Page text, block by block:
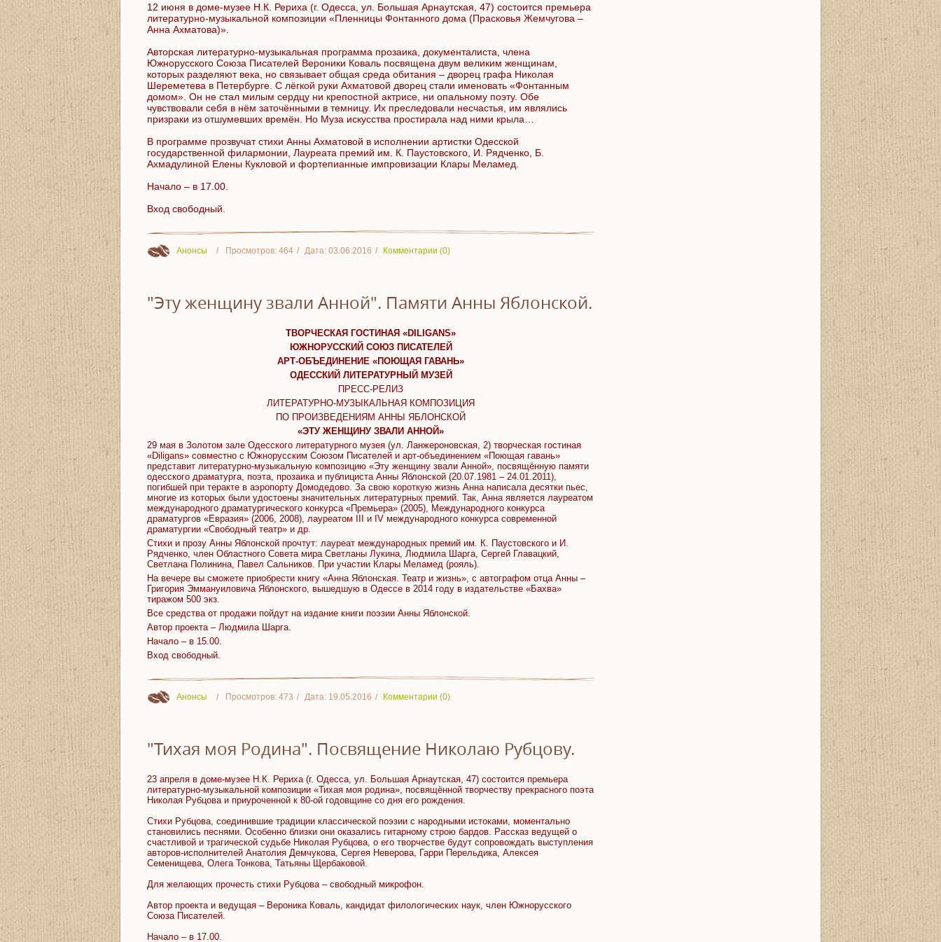
12 июня в доме-музее Н.К. Рериха (г. Одесса, ул. Большая Арнаутская, 47) состоится премьера
литературно-музыкальной композиции «Пленницы Фонтанного дома (Прасковья Жемчугова –
Анна Ахматова)».
Авторская литературно-музыкальная программа прозаика, документалиста, члена
Южнорусского Союза Писателей Вероники Коваль посвящена двум великим женщинам,
которых разделяют века, но связывает общая среда обитания – дворец графа Николая
Шереметева в Петербурге. С лёгкой руки Ахматовой дворец стали именовать «Фонтанным
домом». Он не стал милым сердцу ни крепостной актрисе, ни опальному поэту. Обе
чувствовали себя в нём заточёнными в темницу. Их преследовали несчастья, им являлись
призраки из отшумевших времён. Но Муза искусства простирала над ними крыла…
В программе прозвучат стихи Анны Ахматовой в исполнении артистки Одесской
государственной филармонии, Лауреата премий им. К. Паустовского, И. Рядченко, Б.
Ахмадулиной Елены Кукловой и фортепианные импровизации Клары Меламед.
Начало – в 17.00.
Вход свободный.
Анонсы Просмотров: 464 Дата: 03.06.2016 Комментарии (0)
"Эту женщину звали Анной". Памяти Анны Яблонской.
ТВОРЧЕСКАЯ ГОСТИНАЯ «DILIGANS»
ЮЖНОРУССКИЙ СОЮЗ ПИСАТЕЛЕЙ
АРТ-ОБЪЕДИНЕНИЕ «ПОЮЩАЯ ГАВАНЬ»
ОДЕССКИЙ ЛИТЕРАТУРНЫЙ МУЗЕЙ
ПРЕСС-РЕЛИЗ
ЛИТЕРАТУРНО-МУЗЫКАЛЬНАЯ КОМПОЗИЦИЯ
ПО ПРОИЗВЕДЕНИЯМ АННЫ ЯБЛОНСКОЙ
«ЭТУ ЖЕНЩИНУ ЗВАЛИ АННОЙ»
29 мая в Золотом зале Одесского литературного музея (ул. Ланжероновская, 2) творческая гостиная
«Diligans» совместно с Южнорусским Союзом Писателей и арт-объединением «Поющая гавань»
представит литературно-музыкальную композицию «Эту женщину звали Анной», посвящённую памяти
одесского драматурга, поэта, прозаика и публициста Анны Яблонской (20.07.1981 – 24.01.2011),
погибшей при теракте в аэропорту Домодедово. За свою короткую жизнь Анна написала десятки пьес,
многие из которых были удостоены значительных литературных премий. Так, Анна является лауреатом
международного драматургического конкурса «Премьера» (2005), Международного конкурса
драматургов «Евразия» (2006, 2008), лауреатом III и IV международного конкурса современной
драматургии «Свободный театр» и др.
Стихи и прозу Анны Яблонской прочтут: лауреат международных премий им. К. Паустовского и И.
Рядченко, член Областного Совета мира Светланы Лукина, Людмила Шарга, Сергей Главацкий,
Светлана Полинина, Павел Сальников. При участии Клары Меламед (рояль).
На вечере вы сможете приобрести книгу «Анна Яблонская. Театр и жизнь», с автографом отца Анны –
Григория Эммануиловича Яблонского, вышедшую в Одессе в 2014 году в издательстве «Бахва»
тиражом 500 экз.
Все средства от продажи пойдут на издание книги поэзии Анны Яблонской.
Автор проекта – Людмила Шарга.
Начало – в 15.00.
Вход свободный.
Анонсы Просмотров: 473 Дата: 19.05.2016 Комментарии (0)
"Тихая моя Родина". Посвящение Николаю Рубцову.
23 апреля в доме-музее Н.К. Рериха (г. Одесса, ул. Большая Арнаутская, 47) состоится премьера
литературно-музыкальной композиции «Тихая моя родина», посвящённой творчеству прекрасного поэта
Николая Рубцова и приуроченной к 80-ой годовщине со дня его рождения.
Стихи Рубцова, соединившие традиции классической поэзии с народными истоками, моментально
становились песнями. Особенно близки они оказались гитарному строю бардов. Рассказ ведущей о
счастливой и трагической судьбе Николая Рубцова, о его творчестве будут сопровождать выступления
авторов-исполнителей Анатолия Демчукова, Сергея Неверова, Гарри Перельдика, Алексея
Семенищева, Олега Тонкова, Татьяны Щербаковой.
Для желающих прочесть стихи Рубцова – свободный микрофон.
Автор проекта и ведущая – Вероника Коваль, кандидат филологических наук, член Южнорусского
Союза Писателей.
Начало – в 17.00.